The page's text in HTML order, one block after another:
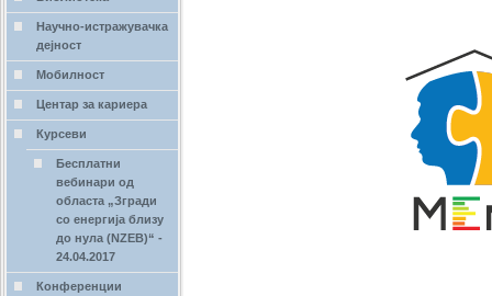
Научно-истражувачка
дејност
Мобилност
Центар за кариера
Курсеви
Бесплатни
вебинари од
областа „Згради
со енергија близу
до нула (NZEB)“ -
24.04.2017
Конференции